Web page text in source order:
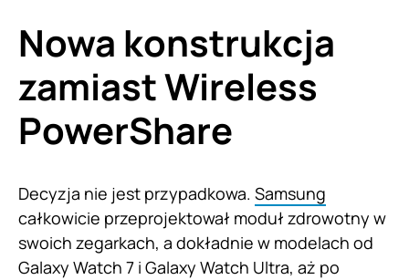
Nowa konstrukcja
zamiast Wireless
PowerShare
Decyzja nie jest przypadkowa. Samsung
całkowicie przeprojektował moduł zdrowotny w
swoich zegarkach, a dokładnie w modelach od
Galaxy Watch 7 i Galaxy Watch Ultra, aż po